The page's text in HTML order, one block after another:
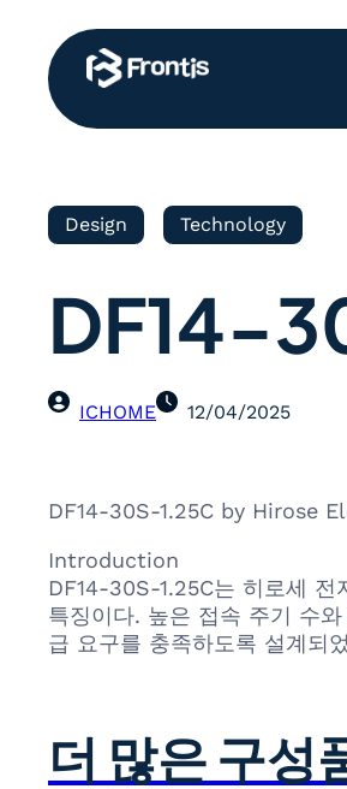
Design Technology
DF14-
ICHOME 12/04/2025
DF14-30S-1.25C by
Introduction
DF14-30S-1.25C는 히로세
특징이다. 높은 접속 주기 수
급 요구를 충족하도록 설계되
더 많은 구성